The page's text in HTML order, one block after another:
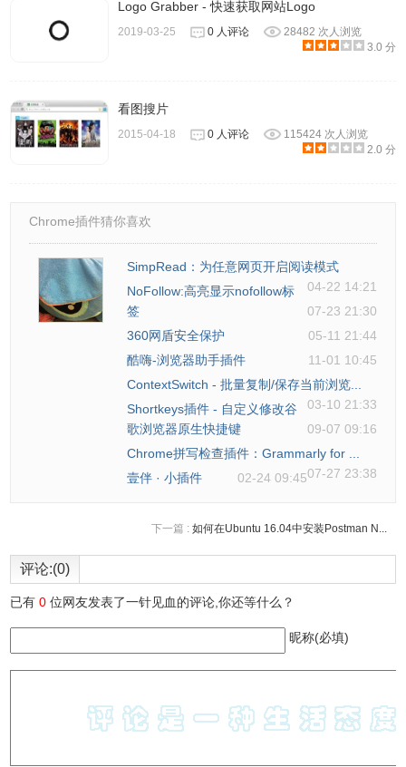
-成为Facebook上的粉丝：
https：//www.facebook.com/tineye
TinEye条款和条件：https://tineye.com/terms
Logo Grabber - 快速获取网站Logo
2019-03-25 0 人评论
28482 次人浏览
3.0 分
看图搜片
2015-04-18 0 人评论
115424 次人浏览
2.0 分
Chrome插件猜你喜欢
SimpRead：为任意网页开启阅读模式
04-22 14:21
NoFollow:高亮显示nofollow标
签
07-23 21:30
360网盾安全保护
05-11 21:44
酷嗨-浏览器助手插件
11-01 10:45
ContextSwitch - 批量复制/保存当前浏览...
03-10 21:33
Shortkeys插件 - 自定义修改谷
歌浏览器原生快捷键
09-07 09:16
Chrome拼写检查插件：Grammarly for ...
07-27 23:38
壹伴 · 小插件 02-24 09:45
下一篇 : 如何在Ubuntu 16.04中安装Postman N...
评论:(0)
已有0 位网友发表了一针见血的评论,你还等什么？
昵称(必填)